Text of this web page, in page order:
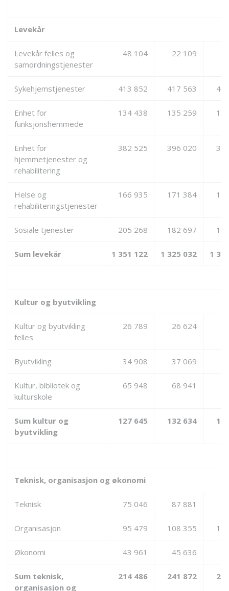
Levekår
Levekår felles og
samordningstjenester
48 104 22 109
Sykehjemstjenester 413 852 417 563
Enhet for
funksjonshemmede
134 438 135 259
Enhet for
hjemmetjenester og
rehabilitering
382 525 396 020
Helse og
rehabiliteringstjenester
166 935 171 384
Sosiale tjenester 205 268 182 697
Sum levekår 1 351 122 1 325 032 1
Kultur og byutvikling
Kultur og byutvikling
felles
26 789 26 624
Byutvikling 34 908 37 069
Kultur, bibliotek og
kulturskole
65 948 68 941
Sum kultur og
byutvikling
127 645 132 634
Teknisk, organisasjon og økonomi
Teknisk 75 046 87 881
Organisasjon 95 479 108 355
Økonomi 43 961 45 636
Sum teknisk,
organisasjon og
214 486 241 872